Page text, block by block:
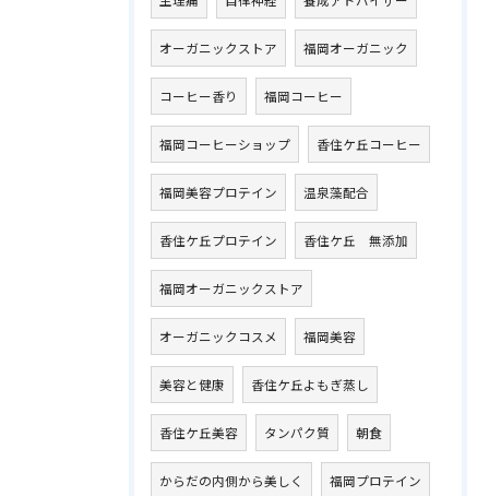
オーガニックストア 福岡オーガニック
コーヒー香り 福岡コーヒー
福岡コーヒーショップ 香住ケ丘コーヒー
福岡美容プロテイン 温泉藻配合
香住ケ丘プロテイン 香住ケ丘 無添加
福岡オーガニックストア
オーガニックコスメ 福岡美容
美容と健康 香住ケ丘よもぎ蒸し
香住ケ丘美容 タンパク質 朝食
からだの内側から美しく 福岡プロテイン